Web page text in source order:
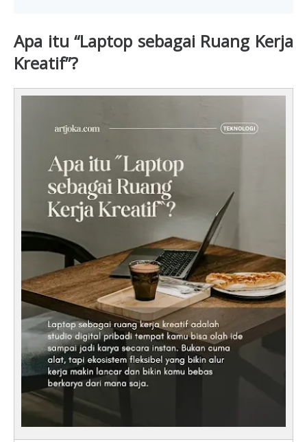
Apa itu “Laptop sebagai Ruang Kerja
Kreatif”?